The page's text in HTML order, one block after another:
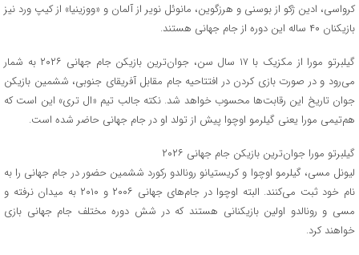
کرواسی، ادین ژکو از بوسنی و هرزگوین، مانوئل نویر از آلمان و «ووزینیا» از کیپ ورد نیز
بازیکنان ۴۰ ساله این دوره از جام جهانی هستند.
گیلبرتو مورا از مکزیک با ۱۷ سال سن، جوان‌ترین بازیکن جام جهانی ۲۰۲۶ به شمار
می‌رود و در صورت بازی کردن در افتتاحیه جام مقابل آفریقای جنوبی، ششمین بازیکن
جوان تاریخ این رقابت‌ها محسوب خواهد شد. نکته جالب تیم «ال تری» این است که
هم‌تیمی مورا یعنی گیلرمو اوچوا پیش از تولد او در جام جهانی حاضر شده است.
گیلبرتو مورا جوان‌ترین بازیکن جام جهانی ۲۰۲۶
لیونل مسی، گیلرمو اوچوا و کریستیانو رونالدو رکورد ششمین حضور در جام جهانی را به
نام خود ثبت می‌کنند. البته اوچوا در جام‌های جهانی ۲۰۰۶ و ۲۰۱۰ به میدان نرفته و
مسی و رونالدو اولین بازیکنانی هستند که در شش دوره مختلف جام جهانی بازی
خواهند کرد.